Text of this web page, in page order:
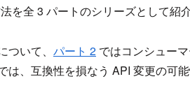
全 3 パートのシリーズとして紹介
いて、 パート 2 ではコンシュー
、互換性を損なう API 変更の可